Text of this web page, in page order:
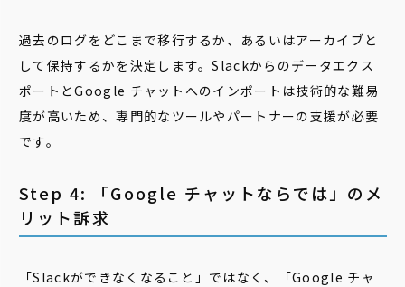
過去のログをどこまで移行するか、あるいはアーカイブと
して保持するかを決定します。Slackからのデータエクス
ポートとGoogle チャットへのインポートは技術的な難易
度が高いため、専門的なツールやパートナーの支援が必要
です。
Step 4: 「Google チャットならでは」のメ
リット訴求
「Slackができなくなること」ではなく、「Google チャ